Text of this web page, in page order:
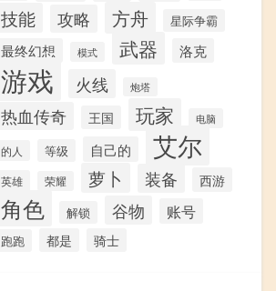
技能 攻略 方舟 星际争霸
最终幻想 模式 武器 洛克
游戏 火线 炮塔
热血传奇 王国 玩家 电脑
的人 等级 自己的 艾尔
英雄 荣耀 萝卜 装备 西游
角色 解锁 谷物 账号
跑跑 都是 骑士